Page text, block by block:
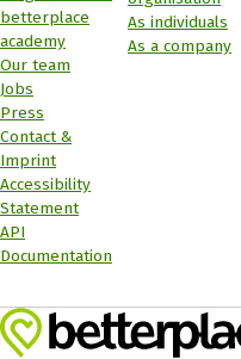
betterplace
academy
Our team
Jobs
Press
Contact &
Imprint
Accessibility
Statement
API
Documentation
As individuals
As a company